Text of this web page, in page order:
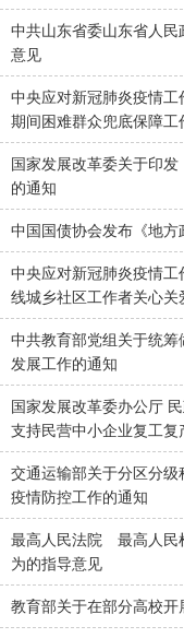
中共山东省委山东省人
意见
中央应对新冠肺炎疫情
期间困难群众兜底保障工
国家发展改革委关于印发
的通知
中国国债协会发布《地方
中央应对新冠肺炎疫情
线城乡社区工作者关心关
中共教育部党组关于统
发展工作的通知
国家发展改革委办公厅
支持民营中小企业复工复
交通运输部关于分区分
疫情防控工作的通知
最高人民法院 最高人民
为的指导意见
教育部关于在部分高校